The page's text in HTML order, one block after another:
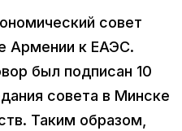
совет
Армении к ЕАЭС.
был подписан 10
совета в Минске
Таким образом,